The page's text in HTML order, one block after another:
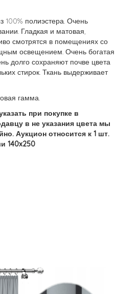
100% полиэстера. Очень
Гладкая и матовая,
смотрятся в помещениях со
освещением. Очень богатая
долго сохраняют почве цвета
стирок. Ткань выдерживает
гамма.
при покупке в
в не указания цвета мы
Аукцион относится к 1 шт.
140x250